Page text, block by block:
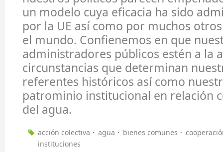
un modelo cuya eficacia ha sido
por la UE así como por muchos
el mundo. Confienemos en que
administradores públicos estén a la
circunstancias que determinan
referentes históricos así como
patrominio institucional en relación
del agua.
acción colectiva agua bienes comunes
instituciones